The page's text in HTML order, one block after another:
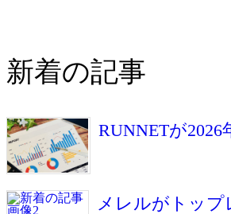
新着の記事
RUNNETが
メレルがトップ